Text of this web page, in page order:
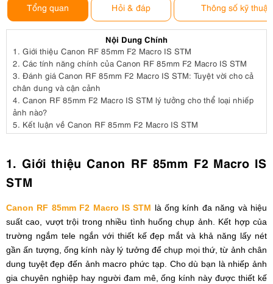
Tổng quan Hỏi & đáp Thông số kỹ thuật
Nội Dung Chính
1. Giới thiệu Canon RF 85mm F2 Macro IS STM
2. Các tính năng chính của Canon RF 85mm F2 Macro IS STM
3. Đánh giá Canon RF 85mm F2 Macro IS STM: Tuyệt vời cho cả
chân dung và cận cảnh
4. Canon RF 85mm F2 Macro IS STM lý tưởng cho thể loại nhiếp
ảnh nào?
5. Kết luận về Canon RF 85mm F2 Macro IS STM
1. Giới thiệu Canon RF 85mm F2 Macro IS
STM
Canon RF 85mm F2 Macro IS STM là ống kính đa năng và hiệu
suất cao, vượt trội trong nhiều tình huống chụp ảnh. Kết hợp của
trường ngắm tele ngắn với thiết kế đẹp mắt và khả năng lấy nét
gần ấn tượng, ống kính này lý tưởng để chụp mọi thứ, từ ảnh chân
dung tuyệt đẹp đến ảnh macro phức tạp. Cho dù bạn là nhiếp ảnh
gia chuyên nghiệp hay người đam mê, ống kính này được thiết kế